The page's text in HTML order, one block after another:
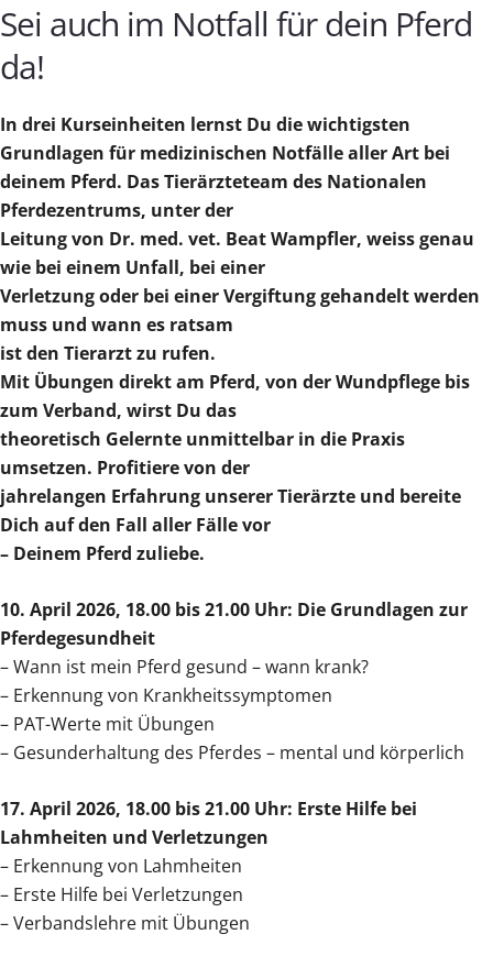
Sei auch im Notfall für dein Pferd
da!
In drei Kurseinheiten lernst Du die wichtigsten
Grundlagen für medizinischen Notfälle aller Art bei
deinem Pferd. Das Tierärzteteam des Nationalen
Pferdezentrums, unter der
Leitung von Dr. med. vet. Beat Wampfler, weiss genau
wie bei einem Unfall, bei einer
Verletzung oder bei einer Vergiftung gehandelt werden
muss und wann es ratsam
ist den Tierarzt zu rufen.
Mit Übungen direkt am Pferd, von der Wundpflege bis
zum Verband, wirst Du das
theoretisch Gelernte unmittelbar in die Praxis
umsetzen. Profitiere von der
jahrelangen Erfahrung unserer Tierärzte und bereite
Dich auf den Fall aller Fälle vor
– Deinem Pferd zuliebe.
10. April 2026, 18.00 bis 21.00 Uhr: Die Grundlagen zur
Pferdegesundheit
– Wann ist mein Pferd gesund – wann krank?
– Erkennung von Krankheitssymptomen
– PAT-Werte mit Übungen
– Gesunderhaltung des Pferdes – mental und körperlich
17. April 2026, 18.00 bis 21.00 Uhr: Erste Hilfe bei
Lahmheiten und Verletzungen
– Erkennung von Lahmheiten
– Erste Hilfe bei Verletzungen
– Verbandslehre mit Übungen